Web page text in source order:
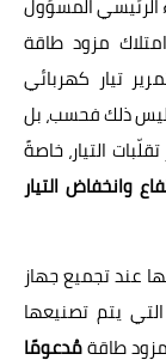
مزود طاقة
تيار كهربائي
ذلك فحسب، بل
التيار، خاصةً
وانخفاض التيار
عند تجميع جهاز
يتم تصنيعها
طاقةمُدعومًا